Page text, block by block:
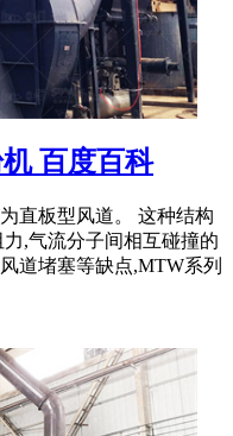
百度百科
直板型风道。 这种结构
,气流分子间相互碰撞的
道堵塞等缺点,MTW系列